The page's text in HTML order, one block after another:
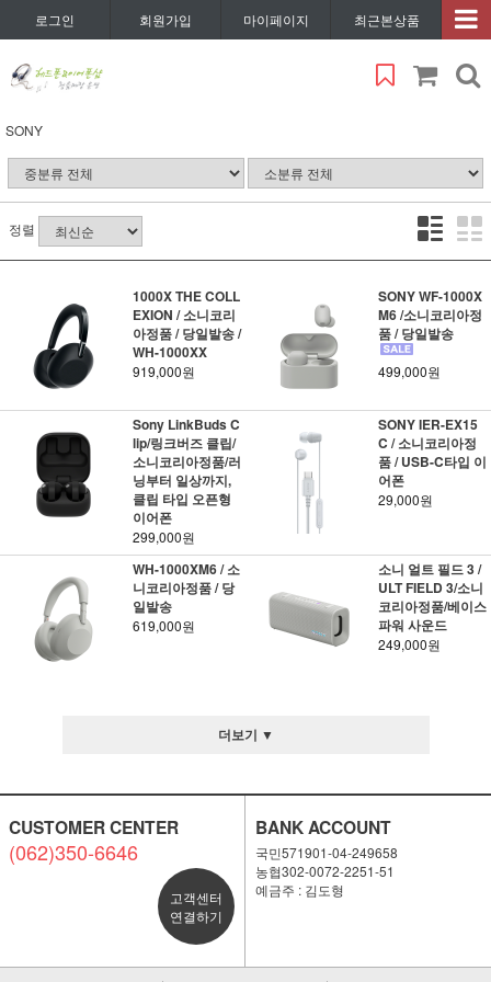
로그인 회원가입 마이페이지 최근본상품
SONY
정렬
1000X THE COLL
EXION / 소니코리
아정품 / 당일발송 /
WH-1000XX
919,000원
SONY WF-1000X
M6 /소니코리아정
품 / 당일발송
499,000원
Sony LinkBuds C
lip/링크버즈 클립/
소니코리아정품/러
닝부터 일상까지,
클립 타입 오픈형
이어폰
299,000원
SONY IER-EX15
C / 소니코리아정
품 / USB-C타입 이
어폰
29,000원
WH-1000XM6 / 소
니코리아정품 / 당
일발송
619,000원
소니 얼트 필드 3 /
ULT FIELD 3/소니
코리아정품/베이스
파워 사운드
249,000원
더보기 ▼
CUSTOMER CENTER
(062)350-6646
고객센터
연결하기
BANK ACCOUNT
국민571901-04-249658
농협302-0072-2251-51
예금주 : 김도형